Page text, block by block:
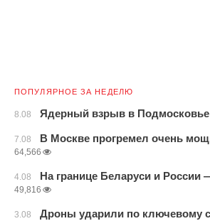
ПОПУЛЯРНОЕ ЗА НЕДЕЛЮ
8.08 Ядерный взрыв в Подмосковье
7.08 В Москве прогремел очень
64,566
4.08 На границе Беларуси и России
49,816
3.08
Дроны ударили по ключевому